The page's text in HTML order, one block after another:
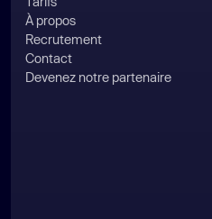
À propos
Recrutement
Contact
Devenez notre partenaire